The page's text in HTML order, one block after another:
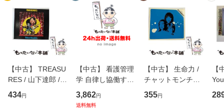
【中古】 TREASU
RES / 山下達郎 /
イーストウエス
ト・ジャパン [CD]
434円
【中古】 看護管理
学 自律し協働する
専門職の看護マネ
ジメントスキル 改
3,862円
送料無料
【中古】 生命力 /
チャットモンチー /
キューンレコード
[CD]【メール便送
355円
【
のが